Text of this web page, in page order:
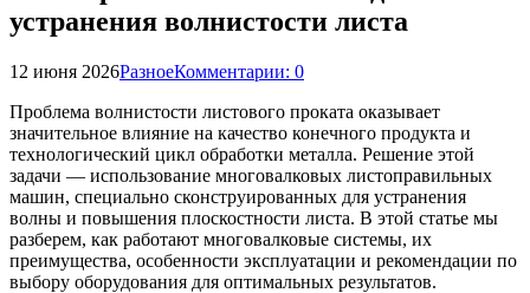
устранения волнистости листа
12 июня 2026РазноеКомментарии: 0
Проблема волнистости листового проката оказывает
значительное влияние на качество конечного продукта и
технологический цикл обработки металла. Решение этой
задачи — использование многовалковых листоправильных
машин, специально сконструированных для устранения
волны и повышения плоскостности листа. В этой статье мы
разберем, как работают многовалковые системы, их
преимущества, особенности эксплуатации и рекомендации по
выбору оборудования для оптимальных результатов.